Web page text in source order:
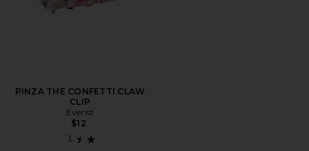
PINZA THE CONFETTI CLAW
CLIP
Everist
$12